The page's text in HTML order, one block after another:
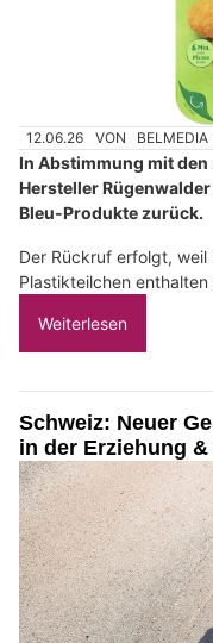
12.06.26 VON BELMEDIA
In Abstimmung mit
Hersteller
Bleu-Produkte zurück.
Der Rückruf erfolgt,
Plastikteilchen enthalten
Weiterlesen
Schweiz: Neuer
in der Erziehung